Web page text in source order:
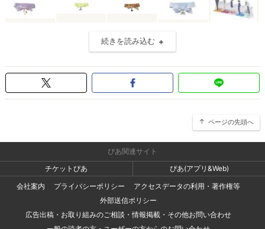
続きを読み込む
ページの先頭へ
ぴあ関連サイト
チケットぴあ
ぴあ(アプリ&Web)
会社案内
プライバシーポリシー
アクセスデータの利用・著作権等
外部送信ポリシー
広告出稿・お取り組みのご相談・情報掲載・その他お問い合わせ